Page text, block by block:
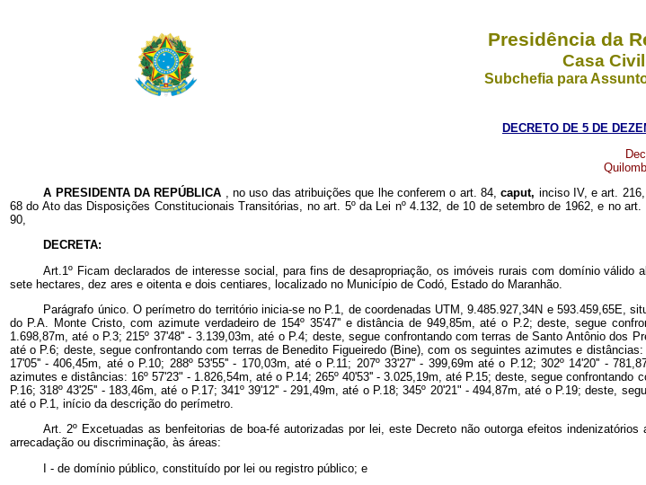
Presidência da
Casa Civil
Subchefia para
DECRETO DE 5 DE
A PRESIDENTA DA REPÚBLICA
, no uso das atribuições que lhe conferem o art. 84,caput, inciso IV, e art.
68 do Ato das Disposições Constitucionais Transitórias, no art. 5º da Lei nº 4.132, de 10 de setembro de 1962, e no
90,
DECRETA:
Art.1º Ficam declarados de interesse social, para fins de desapropriação, os imóveis rurais com domínio
sete hectares, dez ares e oitenta e dois centiares, localizado no Município de Codó, Estado do Maranhão.
Parágrafo único. O perímetro do território inicia-se no P.1, de coordenadas UTM, 9.485.927,34N e 593.459,65E,
do P.A. Monte Cristo, com azimute verdadeiro de 154º 35'47'' e distância de 949,85m, até o P.2; deste, segue
1.698,87m, até o P.3; 215º 37'48'' - 3.139,03m, até o P.4; deste, segue confrontando com terras de Santo Antônio dos
até o P.6; deste, segue confrontando com terras de Benedito Figueiredo (Bine), com os seguintes azimutes e
17'05'' - 406,45m, até o P.10; 288º 53'55'' - 170,03m, até o P.11; 207º 33'27'' - 399,69m até o P.12; 302º 14'20'' -
azimutes e distâncias: 16º 57'23" - 1.826,54m, até o P.14; 265º 40'53'' - 3.025,19m, até P.15; deste, segue
P.16; 318º 43'25'' - 183,46m, até o P.17; 341º 39'12'' - 291,49m, até o P.18; 345º 20'21" - 494,87m, até o P.19; deste,
até o P.1, início da descrição do perímetro.
Art. 2º Excetuadas as benfeitorias de boa-fé autorizadas por lei, este Decreto não outorga efeitos
arrecadação ou discriminação, às áreas:
I - de domínio público, constituído por lei ou registro público; e